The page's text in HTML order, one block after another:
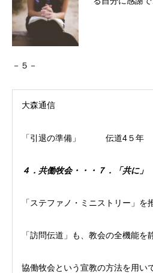
－５－
大森通信
「引退の準備」 伝道4５年
４．共働牧会・・・７．「共に
「ステファノ・ミニストリー」
「訪問伝道」も、教会の全機能
協働牧会という宣教の方法を用い